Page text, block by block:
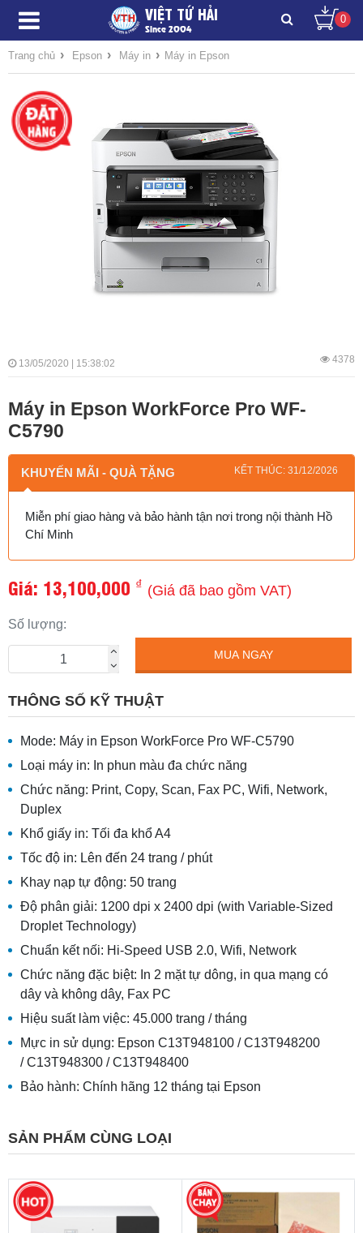
VIỆT TỨ HẢI
Since 2004
0
Trang chủ › Epson › Máy in › Máy in Epson
13/05/2020 | 15:38:02 4378
Máy in Epson WorkForce Pro WF-
C5790
KHUYẾN MÃI - QUÀ TẶNG KẾT THÚC: 31/12/2026
Miễn phí giao hàng và bảo hành tận nơi trong nội thành Hồ
Chí Minh
Giá: 13,100,000 ₫ (Giá đã bao gồm VAT)
Số lượng:
MUA NGAY
THÔNG SỐ KỸ THUẬT
Mode: Máy in Epson WorkForce Pro WF-C5790
Loại máy in: In phun màu đa chức năng
Chức năng: Print, Copy, Scan, Fax PC, Wifi, Network,
Duplex
Khổ giấy in: Tối đa khổ A4
Tốc độ in: Lên đến 24 trang / phút
Khay nạp tự động: 50 trang
Độ phân giải: 1200 dpi x 2400 dpi (with Variable-Sized
Droplet Technology)
Chuẩn kết nối: Hi-Speed USB 2.0, Wifi, Network
Chức năng đặc biệt: In 2 mặt tự dông, in qua mạng có
dây và không dây, Fax PC
Hiệu suất làm việc: 45.000 trang / tháng
Mực in sử dụng: Epson C13T948100 / C13T948200
/ C13T948300 / C13T948400
Bảo hành: Chính hãng 12 tháng tại Epson
SẢN PHẨM CÙNG LOẠI